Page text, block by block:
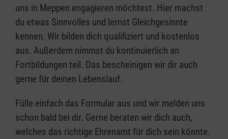
uns in Meppen engagieren möchtest. Hier machst
du etwas Sinnvolles und lernst Gleichgesinnte
kennen. Wir bilden dich qualifiziert und kostenlos
aus. Außerdem nimmst du kontinuierlich an
Fortbildungen teil. Das bescheinigen wir dir auch
gerne für deinen Lebenslauf.
Fülle einfach das Formular aus und wir melden uns
schon bald bei dir. Gerne beraten wir dich auch,
welches das richtige Ehrenamt für dich sein könnte.